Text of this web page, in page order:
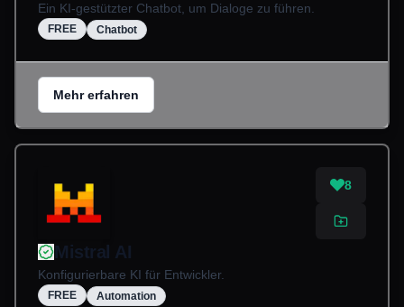
Ein KI-gestützter Chatbot, um Dialoge zu führen.
FREE Chatbot
Mehr erfahren
8
Mistral AI
Konfigurierbare KI für Entwickler.
FREE Automation